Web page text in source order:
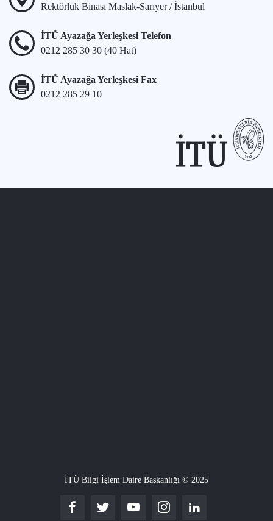
Rektörlük Binası Maslak-Sarıyer / İstanbul
İTÜ Ayazağa Yerleşkesi Telefon
0212 285 30 30 (40 Hat)
İTÜ Ayazağa Yerleşkesi Fax
0212 285 29 10
İTÜ Bilgi İşlem Daire Başkanlığı © 2025